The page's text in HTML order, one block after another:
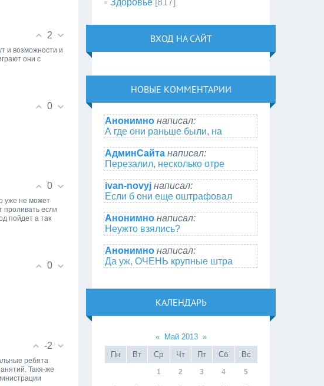
2
и возможности и
они с
0
0
уже не может
проливать если
пойдет а так
0
-2
ребята
Такя-же
Здоровье [817]
ВХОД НА САЙТ
НОВЫЕ КОММЕНТАРИИ
Анонимно написал:
А где они раньше были, на
АдминСайта написал:
Перезалил, несколько отре
ivan-novyj написал:
Если б они еще оштрафовал
Анонимно написал:
Неужто взялись?
Анонимно написал:
Да уж, ОЧЕНЬ крупные штра
КАЛЕНДАРЬ
« Май 2013 »
Пн
Вт Ср Чт Пт Сб Вс
1 2 3 4 5